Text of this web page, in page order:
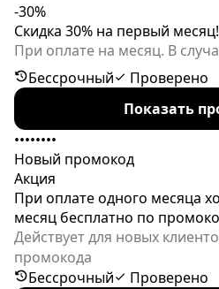
-30%
Скидка 30% на первый месяц!
При оплате на месяц. В
оплатит на полгода/год,
применена, т.к. в этом
Бессрочный
Проверено
Показать
••••••••
Новый промокод
Акция
При оплате одного месяца
месяц бесплатно по
Действует для новых
промокода
Бессрочный
Проверено